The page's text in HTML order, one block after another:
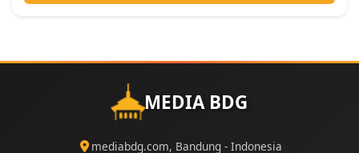
MEDIA BDG
mediabdg.com, Bandung - Indonesia